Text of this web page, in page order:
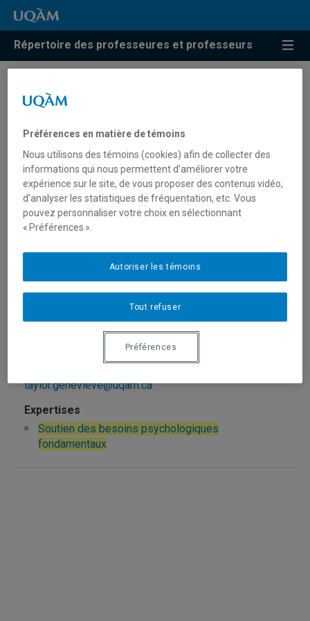
Répertoire des professeures et professeurs
Résultats de recherche pour
psychologiques
fondamentaux »
Carpentier, Joëlle
carpentier.joelle@uqam.ca
Soutien des besoins psychologiques
Taylor, Geneviève
taylor.genevieve@uqam.ca
Soutien des besoins psychologiques
fondamentaux
Préférences en matière de témoins
Nous utilisons des témoins (cookies) afin de collecter des
informations qui nous permettent d’améliorer votre
expérience sur le site, de vous proposer des contenus vidéo,
d’analyser les statistiques de fréquentation, etc. Vous
pouvez personnaliser votre choix en sélectionnant
« Préférences ».
Tout refuser
Autoriser les témoins
Préférences